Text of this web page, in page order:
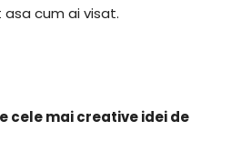
cum ai visat.
cele mai creative idei de